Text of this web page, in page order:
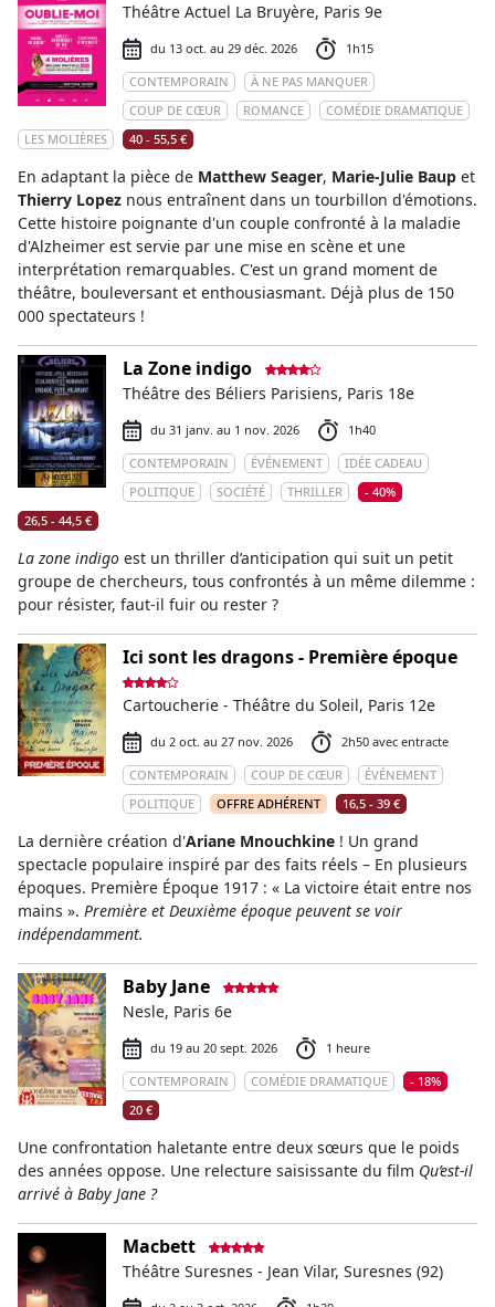
Théâtre Actuel La Bruyère, Paris 9e
du 13 oct. au 29 déc. 2026
1h15
CONTEMPORAIN
À NE PAS MANQUER
COUP DE CŒUR
ROMANCE
COMÉDIE DRAMATIQUE
LES MOLIÈRES
40 - 55,5 €
En adaptant la pièce de Matthew Seager, Marie-Julie Baup et
Thierry Lopez nous entraînent dans un tourbillon d'émotions.
Cette histoire poignante d'un couple confronté à la maladie
d'Alzheimer est servie par une mise en scène et une
interprétation remarquables. C'est un grand moment de
théâtre, bouleversant et enthousiasmant. Déjà plus de 150
000 spectateurs !
La Zone indigo
Théâtre des Béliers Parisiens, Paris 18e
du 31 janv. au 1 nov. 2026
1h40
CONTEMPORAIN
ÉVÉNEMENT
IDÉE CADEAU
POLITIQUE
SOCIÉTÉ THRILLER
- 40%
26,5 - 44,5 €
La zone indigo est un thriller d’anticipation qui suit un petit
groupe de chercheurs, tous confrontés à un même dilemme :
pour résister, faut-il fuir ou rester ?
Ici sont les dragons - Première époque
Cartoucherie - Théâtre du Soleil, Paris 12e
du 2 oct. au 27 nov. 2026
2h50 avec entracte
CONTEMPORAIN
COUP DE CŒUR
ÉVÉNEMENT
POLITIQUE
OFFRE ADHÉRENT 16,5 - 39 €
La dernière création d'Ariane Mnouchkine ! Un grand
spectacle populaire inspiré par des faits réels – En plusieurs
époques. Première Époque 1917 : « La victoire était entre nos
mains ». Première et Deuxième époque peuvent se voir
indépendamment.
Baby Jane
Nesle, Paris 6e
du 19 au 20 sept. 2026
1 heure
CONTEMPORAIN
COMÉDIE DRAMATIQUE
- 18%
20 €
Une confrontation haletante entre deux sœurs que le poids
des années oppose. Une relecture saisissante du film Qu’est-il
arrivé à Baby Jane ?
Macbett
Théâtre Suresnes - Jean Vilar, Suresnes (92)